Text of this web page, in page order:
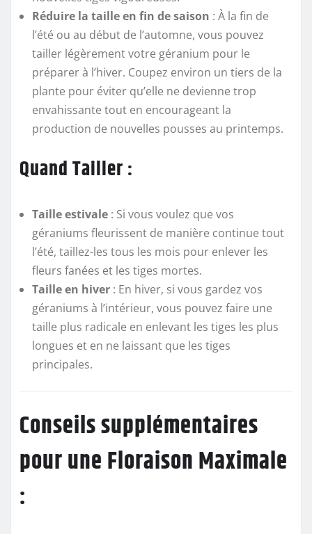
Réduire la taille en fin de saison : À la fin de
l’été ou au début de l’automne, vous pouvez
tailler légèrement votre géranium pour le
préparer à l’hiver. Coupez environ un tiers de la
plante pour éviter qu’elle ne devienne trop
envahissante tout en encourageant la
production de nouvelles pousses au printemps.
Quand Tailler :
Taille estivale : Si vous voulez que vos
géraniums fleurissent de manière continue tout
l’été, taillez-les tous les mois pour enlever les
fleurs fanées et les tiges mortes.
Taille en hiver : En hiver, si vous gardez vos
géraniums à l’intérieur, vous pouvez faire une
taille plus radicale en enlevant les tiges les plus
longues et en ne laissant que les tiges
principales.
Conseils supplémentaires
pour une Floraison Maximale
: